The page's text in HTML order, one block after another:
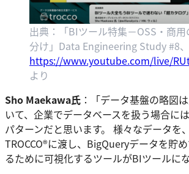
出典：「BIツール特集－OSS・商
分け」Data Engineering Study #8、
https://www.youtube.com/live/
より
Sho Maekawa氏 ：「データ基盤の略図
いて、企業でデータベースを扱う場合に
パターンだと思います。 様々なデータを
TROCCO®に渡し、BigQueryデータを貯
るために可視化するツールがBIツールにな